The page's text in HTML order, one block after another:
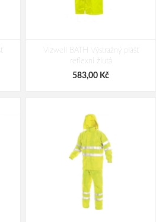
Vizwell BATH Výstražný plášť
reflexní žlutá
583,00 Kč